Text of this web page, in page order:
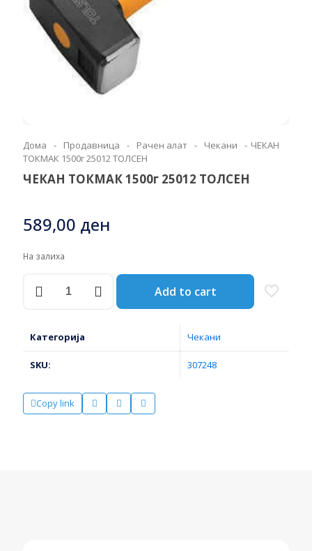
Дома - Продавница - Рачен алат - Чекани - ЧЕКАН
ТОКМАК 1500г 25012 ТОЛСЕН
ЧЕКАН ТОКМАК 1500г 25012 ТОЛСЕН
589,00 ден
На залиха
ТОЛСЕН
Add to cart
Категорија Чекани
SKU: 307248
Copy link